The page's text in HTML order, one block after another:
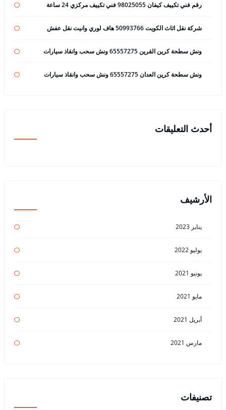
رقم فني تكييف كيفان 98025055 فني تكييف مركزي 24 ساعة
شركة نقل اثاث الكويت 50993766 هاف لوري وانيت نقل عفش
ونش سطحة كرين القرين 65557275 ونش سحب وانقاذ سيارات
ونش سطحة كرين العدان 65557275 ونش سحب وانقاذ سيارات
أحدث التعليقات
الأرشيف
يناير 2023
يوليو 2022
يونيو 2021
مايو 2021
أبريل 2021
مارس 2021
تصنيفات